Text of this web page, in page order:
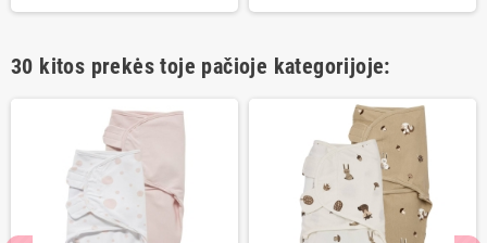
30 kitos prekės toje pačioje kategorijoje: